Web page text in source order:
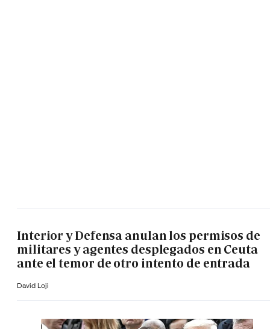
Interior y Defensa anulan los permisos de
militares y agentes desplegados en Ceuta
ante el temor de otro intento de entrada
David Loji